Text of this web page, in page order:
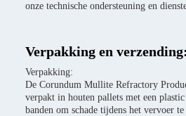
onze technische ondersteuning en
Verpakking en verzending:
Verpakking:
De Corundum Mullite Refractory
verpakt in houten pallets met een
banden om schade tijdens het vervoer